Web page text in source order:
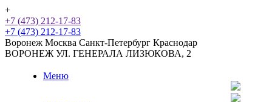
+
+7 (473) 212-17-83
+7 (473) 212-17-83
Воронеж Москва Санкт-Петербург Краснодар
ВОРОНЕЖ УЛ. ГЕНЕРАЛА ЛИЗЮКОВА, 2
Меню